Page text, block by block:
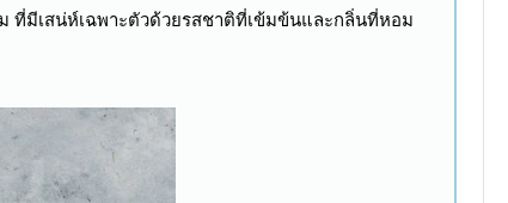
ที่มีเสน่ห์เฉพาะตัวด้วยรสชาติที่เข้มข้นและกลิ่นที่หอม